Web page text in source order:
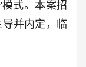
式。本案招
并内定，临